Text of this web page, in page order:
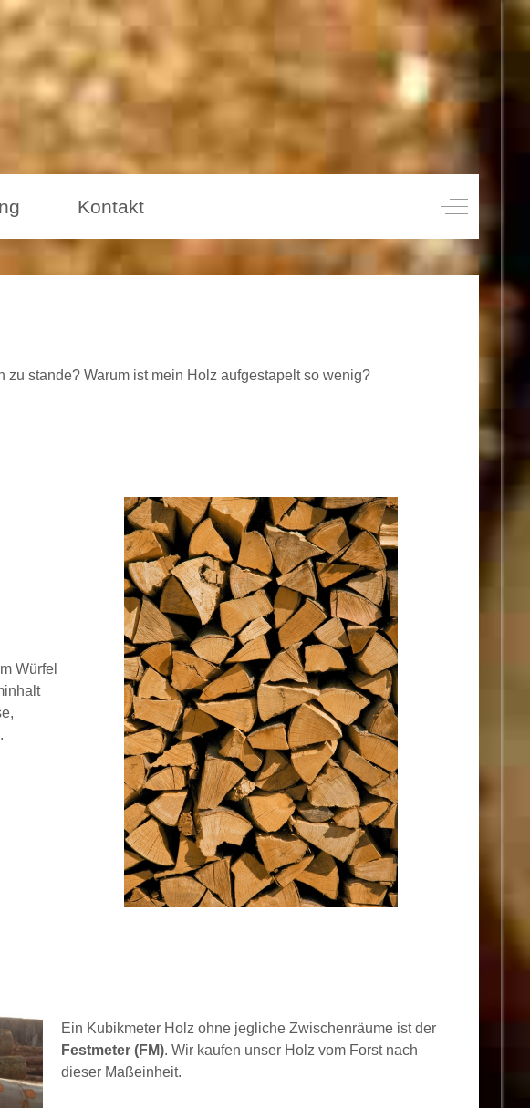
Kontakt Off-Canvas
stande? Warum ist mein Holz aufgestapelt so wenig?
Würfel
Ein Kubikmeter Holz ohne jegliche Zwischenräume ist der
Festmeter (FM). Wir kaufen unser Holz vom Forst nach
dieser Maßeinheit.